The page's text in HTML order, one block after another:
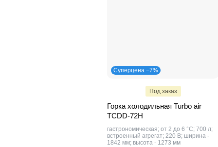
Суперцена −7%
Под заказ
Горка холодильная Turbo air
TCDD-72H
гастрономическая; от 2 до 6 °C; 700 л;
встроенный агрегат; 220 В; ширина -
1842 мм; высота - 1273 мм